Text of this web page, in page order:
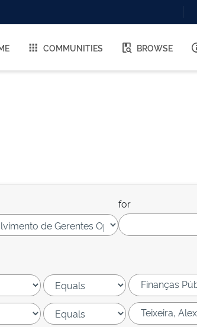
COMMUNITIES BROWSE
for